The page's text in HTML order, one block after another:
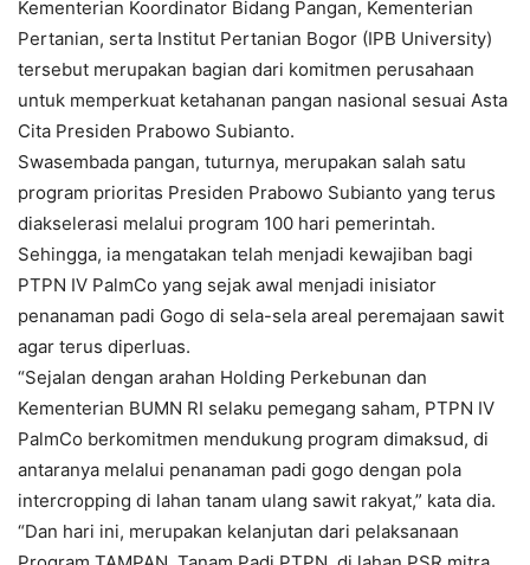
Kementerian Koordinator Bidang Pangan, Kementerian
Pertanian, serta Institut Pertanian Bogor (IPB University)
tersebut merupakan bagian dari komitmen perusahaan
untuk memperkuat ketahanan pangan nasional sesuai Asta
Cita Presiden Prabowo Subianto.
Swasembada pangan, tuturnya, merupakan salah satu
program prioritas Presiden Prabowo Subianto yang terus
diakselerasi melalui program 100 hari pemerintah.
Sehingga, ia mengatakan telah menjadi kewajiban bagi
PTPN IV PalmCo yang sejak awal menjadi inisiator
penanaman padi Gogo di sela-sela areal peremajaan sawit
agar terus diperluas.
“Sejalan dengan arahan Holding Perkebunan dan
Kementerian BUMN RI selaku pemegang saham, PTPN IV
PalmCo berkomitmen mendukung program dimaksud, di
antaranya melalui penanaman padi gogo dengan pola
intercropping di lahan tanam ulang sawit rakyat,” kata dia.
“Dan hari ini, merupakan kelanjutan dari pelaksanaan